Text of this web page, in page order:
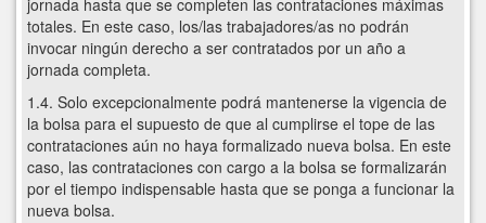
jornada hasta que se completen las contrataciones máximas
totales. En este caso, los/las trabajadores/as no podrán
invocar ningún derecho a ser contratados por un año a
jornada completa.
1.4. Solo excepcionalmente podrá mantenerse la vigencia de
la bolsa para el supuesto de que al cumplirse el tope de las
contrataciones aún no haya formalizado nueva bolsa. En este
caso, las contrataciones con cargo a la bolsa se formalizarán
por el tiempo indispensable hasta que se ponga a funcionar la
nueva bolsa.